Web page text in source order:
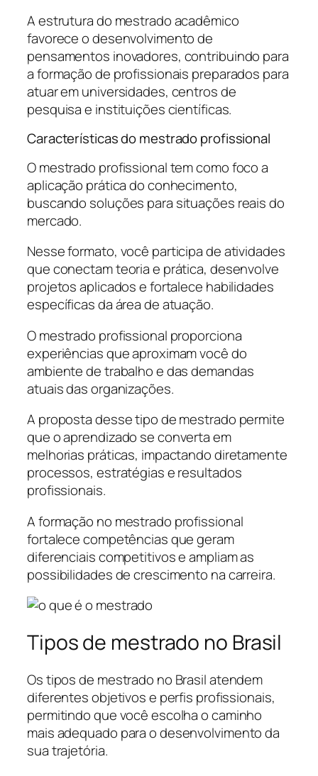
A estrutura do mestrado acadêmico
favorece o desenvolvimento de
pensamentos inovadores, contribuindo para
a formação de profissionais preparados para
atuar em universidades, centros de
pesquisa e instituições científicas.
Características do mestrado profissional
O mestrado profissional tem como foco a
aplicação prática do conhecimento,
buscando soluções para situações reais do
mercado.
Nesse formato, você participa de atividades
que conectam teoria e prática, desenvolve
projetos aplicados e fortalece habilidades
específicas da área de atuação.
O mestrado profissional proporciona
experiências que aproximam você do
ambiente de trabalho e das demandas
atuais das organizações.
A proposta desse tipo de mestrado permite
que o aprendizado se converta em
melhorias práticas, impactando diretamente
processos, estratégias e resultados
profissionais.
A formação no mestrado profissional
fortalece competências que geram
diferenciais competitivos e ampliam as
possibilidades de crescimento na carreira.
Tipos de mestrado no Brasil
Os tipos de mestrado no Brasil atendem
diferentes objetivos e perfis profissionais,
permitindo que você escolha o caminho
mais adequado para o desenvolvimento da
sua trajetória.